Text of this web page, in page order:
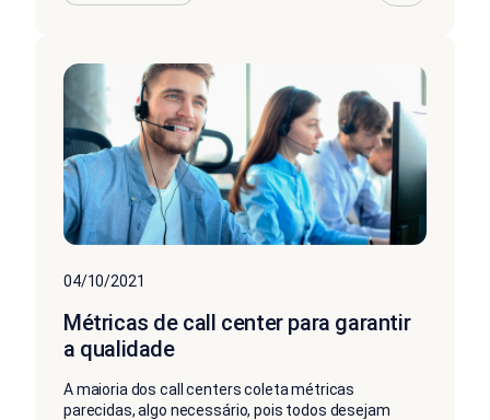
04/10/2021
Métricas de call center para garantir
a qualidade
A maioria dos call centers coleta métricas
parecidas, algo necessário, pois todos desejam